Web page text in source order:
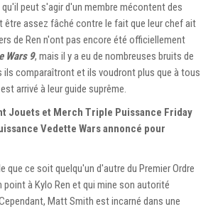
peut s'agir d'un membre mécontent des
être assez fâché contre le fait que leur chef ait
de Ren n'ont pas encore été officiellement
Wars 9, mais il y a eu de nombreuses bruits de
ils comparaîtront et ils voudront plus que à tous
arrivé à leur guide suprême.
Jouets et Merch Triple Puissance Friday
Vedette Wars annoncé pour
ce soit quelqu'un d'autre du Premier Ordre
point à Kylo Ren et qui mine son autorité
Matt Smith est incarné dans une